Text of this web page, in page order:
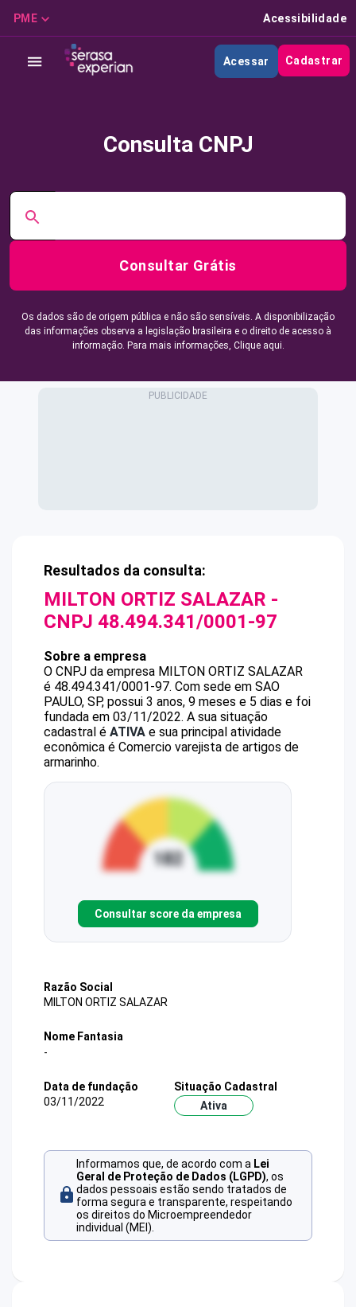
PME Acessibilidade
Acessar Cadastrar
Consulta CNPJ
Consultar Grátis
Os dados são de origem pública e não são sensíveis. A disponibilização
das informações observa a legislação brasileira e o direito de acesso à
informação. Para mais informações, Clique aqui.
Resultados da consulta:
MILTON ORTIZ SALAZAR -
CNPJ 48.494.341/0001-97
Sobre a empresa
O CNPJ da empresa MILTON ORTIZ SALAZAR
é 48.494.341/0001-97. Com sede em SAO
PAULO, SP, possui 3 anos, 9 meses e 5 dias e foi
fundada em 03/11/2022. A sua situação
cadastral é ATIVA e sua principal atividade
econômica é Comercio varejista de artigos de
armarinho.
Consultar score da empresa
Razão Social
MILTON ORTIZ SALAZAR
Nome Fantasia
-
Data de fundação
03/11/2022
Situação Cadastral
Ativa
Informamos que, de acordo com a Lei
Geral de Proteção de Dados (LGPD), os
dados pessoais estão sendo tratados de
forma segura e transparente, respeitando
os direitos do Microempreendedor
individual (MEI).